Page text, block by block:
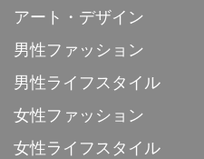
アート・デザイン
男性ファッション
男性ライフスタイル
女性ファッション
女性ライフスタイル